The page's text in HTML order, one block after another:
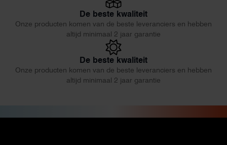
De beste kwaliteit
Onze producten komen van de beste leveranciers en hebben
altijd minimaal 2 jaar garantie
De beste kwaliteit
Onze producten komen van de beste leveranciers en hebben
altijd minimaal 2 jaar garantie